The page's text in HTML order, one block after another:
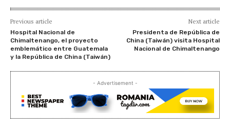
Previous article
Hospital Nacional de
Chimaltenango, el proyecto
emblemático entre Guatemala
y la República de China (Taiwán)
Next article
Presidenta de República de
China (Taiwán) visita Hospital
Nacional de Chimaltenango
- Advertisement -